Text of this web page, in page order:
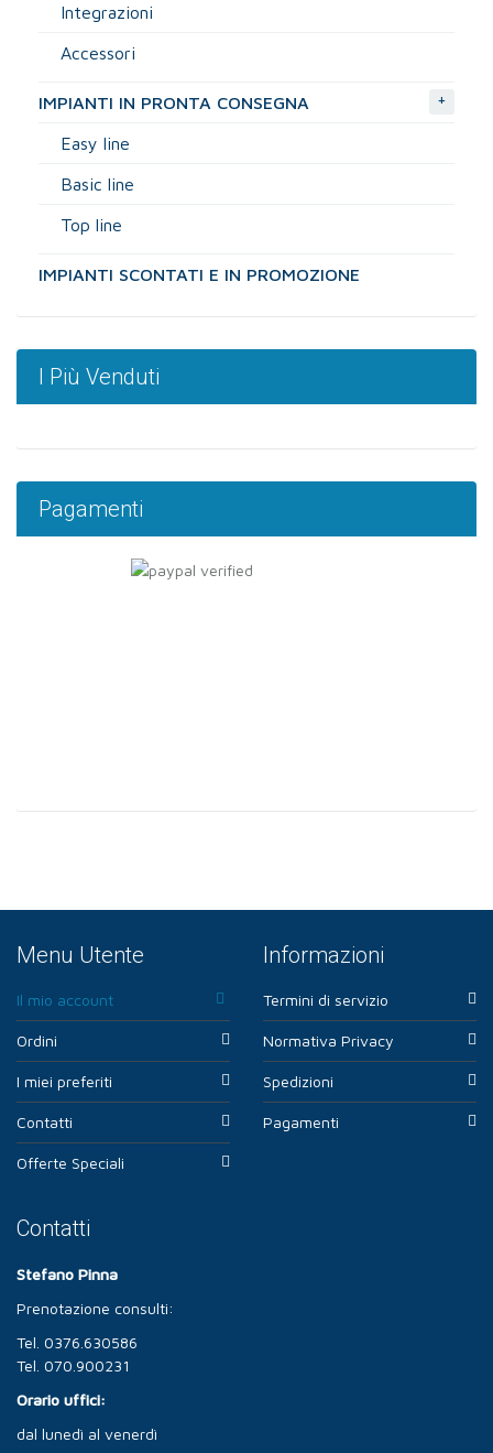
Integrazioni
Accessori
IMPIANTI IN PRONTA CONSEGNA +
Easy line
Basic line
Top line
IMPIANTI SCONTATI E IN PROMOZIONE
I Più Venduti
Pagamenti
Menu Utente
Il mio account
Ordini
I miei preferiti
Contatti
Offerte Speciali
Informazioni
Termini di servizio
Normativa Privacy
Spedizioni
Pagamenti
Contatti
Stefano Pinna
Prenotazione consulti:
Tel. 0376.630586
Tel. 070.900231
Orario uffici:
dal lunedì al venerdì